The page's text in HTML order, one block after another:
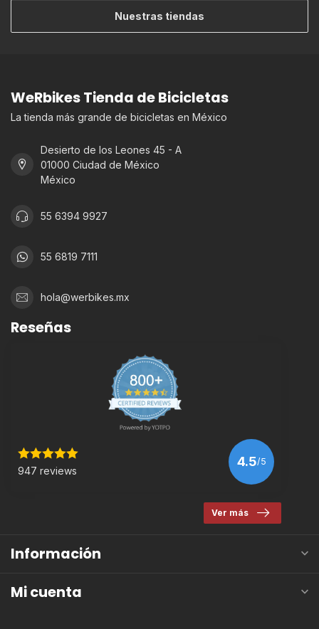
Nuestras tiendas
WeRbikes Tienda de Bicicletas
La tienda más grande de bicicletas en México
Desierto de los Leones 45 - A
01000 Ciudad de México
México
55 6394 9927
55 6819 7111
hola@werbikes.mx
Reseñas
947 reviews
4.5/5
Ver más
Información
Mi cuenta